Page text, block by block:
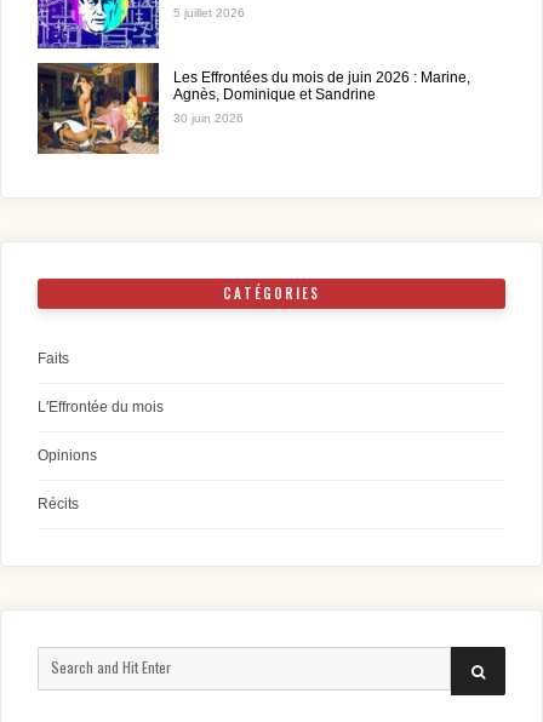
5 juillet 2026
Les Effrontées du mois de juin 2026 : Marine,
Agnès, Dominique et Sandrine
30 juin 2026
CATÉGORIES
Faits
L'Effrontée du mois
Opinions
Récits
SEARCH